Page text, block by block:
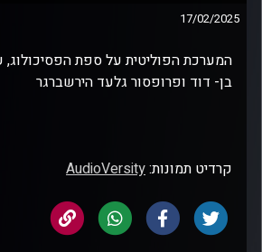
17/02/2025
המערכת הפוליטית על ספת הפסיכולוג,
בן- דוד ופרופסור גלעד הירשברגר
קרדיט תמונות:AudioVersity